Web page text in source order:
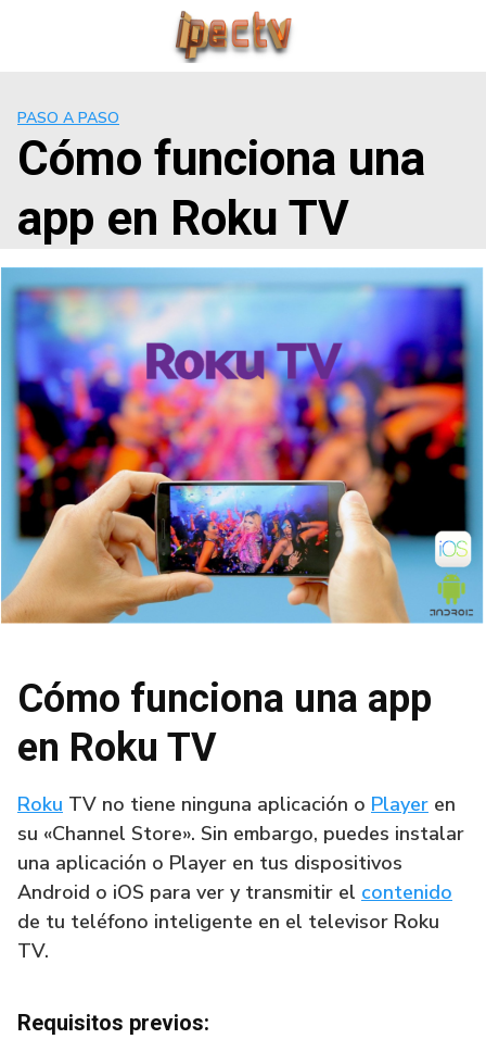
PASO A PASO
Cómo funciona una
app en Roku TV
Cómo funciona una app
en Roku TV
Roku TV no tiene ninguna aplicación o Player en
su «Channel Store». Sin embargo, puedes instalar
una aplicación o Player en tus dispositivos
Android o iOS para ver y transmitir el contenido
de tu teléfono inteligente en el televisor Roku
TV.
Requisitos previos: